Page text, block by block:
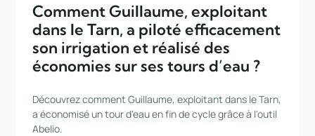
Comment Guillaume, exploitant
dans le Tarn, a piloté efficacement
son irrigation et réalisé des
économies sur ses tours d’eau ?
Découvrez comment Guillaume, exploitant dans le Tarn,
a économisé un tour d'eau en fin de cycle grâce à l'outil
Abelio.